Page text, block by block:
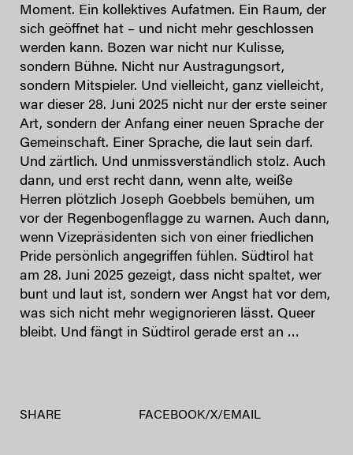
Moment. Ein kollektives Aufatmen. Ein Raum, der
sich geöffnet hat – und nicht mehr geschlossen
werden kann. Bozen war nicht nur Kulisse,
sondern Bühne. Nicht nur Austragungsort,
sondern Mitspieler. Und vielleicht, ganz vielleicht,
war dieser 28. Juni 2025 nicht nur der erste seiner
Art, sondern der Anfang einer neuen Sprache der
Gemeinschaft. Einer Sprache, die laut sein darf.
Und zärtlich. Und unmissverständlich stolz. Auch
dann, und erst recht dann, wenn alte, weiße
Herren plötzlich Joseph Goebbels bemühen, um
vor der Regenbogenflagge zu warnen. Auch dann,
wenn Vizepräsidenten sich von einer friedlichen
Pride persönlich angegriffen fühlen. Südtirol hat
am 28. Juni 2025 gezeigt, dass nicht spaltet, wer
bunt und laut ist, sondern wer Angst hat vor dem,
was sich nicht mehr wegignorieren lässt. Queer
bleibt. Und fängt in Südtirol gerade erst an …
SHARE FACEBOOK/X/ EMAIL